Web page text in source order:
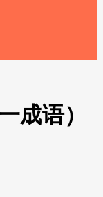
成语）